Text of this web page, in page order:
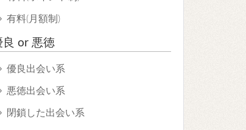
有料(月額制)
良 or 悪徳
優良出会い系
悪徳出会い系
閉鎖した出会い系